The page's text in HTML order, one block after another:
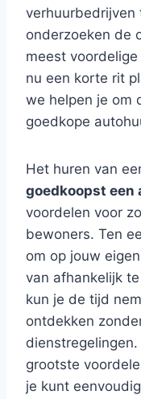
verhuurbedrijven
onderzoeken de
meest
nu een korte rit
we helpen je om
goedkope
Het huren van
goedkoopst een
voordelen voor
bewoners. Ten
om op jouw
van afhankelijk
kun je de tijd
ontdekken
dienstregelingen.
grootste
je kunt